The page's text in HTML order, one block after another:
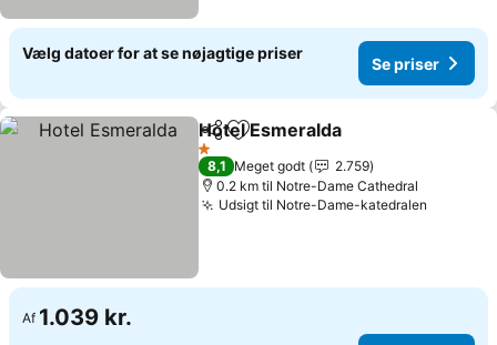
Vælg datoer for at se nøjagtige priser
Se priser
Del Føj til favoritter
Hotel Esmeralda
1 Stjerner
8,1 Meget godt
2.759
0.2 km til Notre-Dame Cathedral
Udsigt til Notre-Dame-katedralen
Af 1.039 kr.